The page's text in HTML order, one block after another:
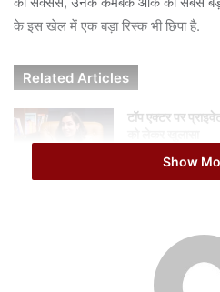
के इस खेल में एक बड़ा रिस्क भी छिपा है.
Related Articles
टॉप एक्टर पर
August 7, 2026
Show